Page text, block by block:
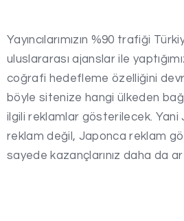
Yayıncılarımızın %90 trafiği
uluslararası ajanslar ile
coğrafi hedefleme özelliğini
böyle sitenize hangi ülkeden
ilgili reklamlar gösterilecek. Yani
reklam değil, Japonca reklam
sayede kazançlarınız daha da